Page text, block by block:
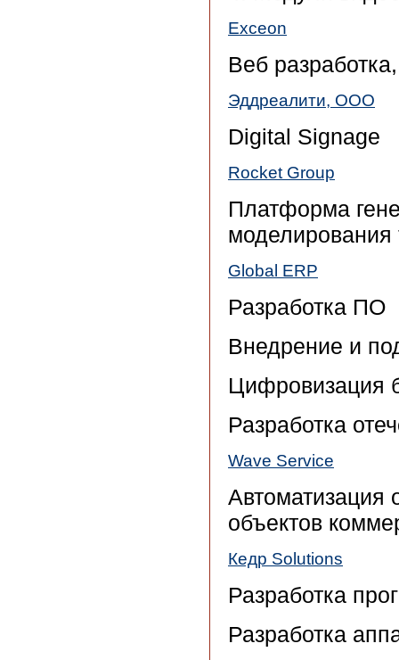
Exceon
Веб
Эддреалити, ООО
Digital Signage
Rocket Group
Платформа
моделирования
Global ERP
Разработка ПО
Внедрение и
Цифровизация
Разработка
Wave Service
Автоматизация
объектов
Кедр Solutions
Разработка
Разработка